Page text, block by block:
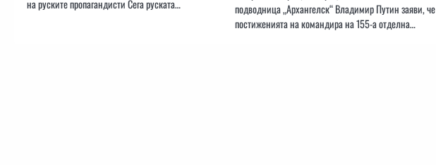
на руските пропагандисти Сега руската…
подводница „Архангелск“ Владимир Путин заяви, че
постиженията на командира на 155-а отделна…